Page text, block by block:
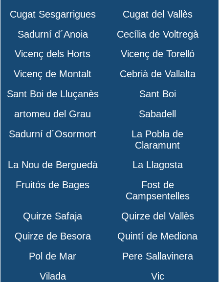
Cugat Sesgarrigues
Cugat del Vallès
Sadurní d´Anoia
Cecília de Voltregà
Vicenç dels Horts
Vicenç de Torelló
Vicenç de Montalt
Cebrià de Vallalta
Sant Boi de Lluçanès
Sant Boi
artomeu del Grau
Sabadell
Sadurní d´Osormort
La Pobla de
Claramunt
La Nou de Berguedà
La Llagosta
Fruitós de Bages
Fost de
Campsentelles
Quirze Safaja
Quirze del Vallès
Quirze de Besora
Quintí de Mediona
Pol de Mar
Pere Sallavinera
Vilada
Vic